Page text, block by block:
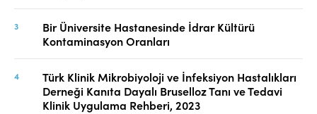
Bir Üniversite Hastanesinde İdrar Kültürü
Kontaminasyon Oranları
Türk Klinik Mikrobiyoloji ve İnfeksiyon Hastalıkları
Derneği Kanıta Dayalı Bruselloz Tanı ve Tedavi
Klinik Uygulama Rehberi, 2023